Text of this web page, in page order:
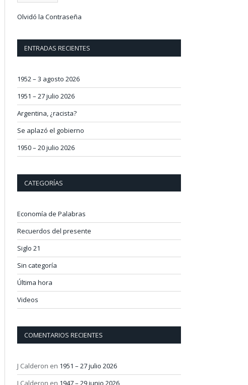
Olvidó la Contraseña
ENTRADAS RECIENTES
1952 – 3 agosto 2026
1951 – 27 julio 2026
Argentina, ¿racista?
Se aplazó el gobierno
1950 – 20 julio 2026
CATEGORÍAS
Economía de Palabras
Recuerdos del presente
Siglo 21
Sin categoría
Última hora
Videos
COMENTARIOS RECIENTES
J Calderon en 1951 – 27 julio 2026
J Calderon en 1947 – 29 junio 2026